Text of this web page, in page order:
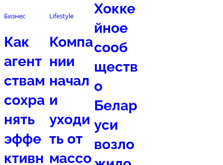
Бизнес
Как
агент
ствам
сохра
нять
эффе
ктивн
Lifestyle
Компа
нии
начал
и
уходи
ть от
массо
Хокке
йное
сооб
ществ
о
Белар
уси
возло